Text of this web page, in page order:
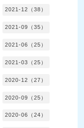
2021-12（38）
2021-09（35）
2021-06（25）
2021-03（25）
2020-12（27）
2020-09（25）
2020-06（24）